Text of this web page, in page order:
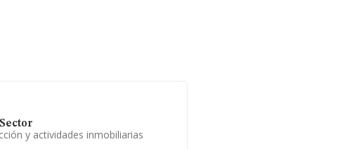
y actividades inmobiliarias